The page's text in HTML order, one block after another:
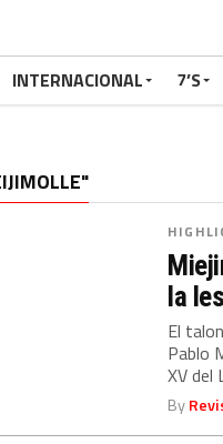
INTERNACIONAL 7’S
la
El
Pablo
XV del
By